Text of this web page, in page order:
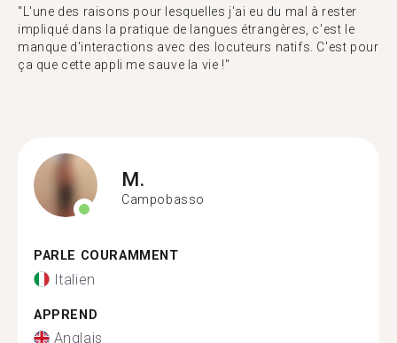
"L'une des raisons pour lesquelles j'ai eu du mal à rester
impliqué dans la pratique de langues étrangères, c'est le
manque d'interactions avec des locuteurs natifs. C'est pour
ça que cette appli me sauve la vie !"
M.
Campobasso
PARLE COURAMMENT
Italien
APPREND
Anglais